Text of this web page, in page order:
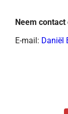
Neem
E-mail: Daniël